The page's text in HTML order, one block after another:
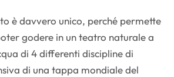
è davvero unico, perché permette
godere in un teatro naturale a
di 4 differenti discipline di
di una tappa mondiale del